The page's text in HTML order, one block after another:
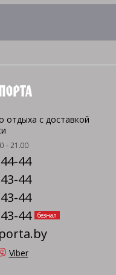
отдыха с доставкой
- 21.00
44
44
44
44
безнал
Viber